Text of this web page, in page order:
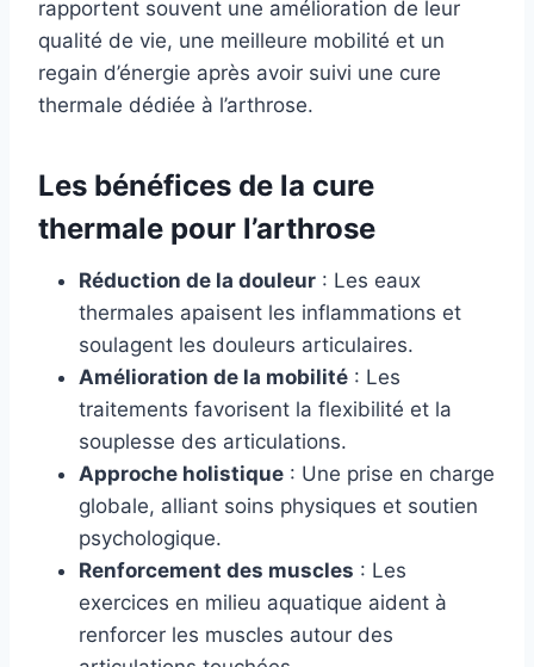
rapportent souvent une amélioration de leur
qualité de vie, une meilleure mobilité et un
regain d’énergie après avoir suivi une cure
thermale dédiée à l’arthrose.
Les bénéfices de la cure
thermale pour l’arthrose
Réduction de la douleur : Les eaux
thermales apaisent les inflammations et
soulagent les douleurs articulaires.
Amélioration de la mobilité : Les
traitements favorisent la flexibilité et la
souplesse des articulations.
Approche holistique : Une prise en charge
globale, alliant soins physiques et soutien
psychologique.
Renforcement des muscles : Les
exercices en milieu aquatique aident à
renforcer les muscles autour des